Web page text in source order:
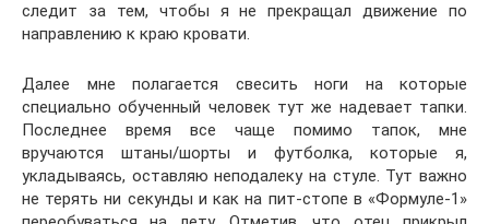
следит за тем, чтобы я не прекращал движение по
направлению к краю кровати.
Далее мне полагается свесить ноги на которые
специально обученный человек тут же надевает тапки.
Последнее время все чаще помимо тапок, мне
вручаются штаны/шорты и футболка, которые я,
укладываясь, оставляю неподалеку на стуле. Тут важно
не терять ни секунды и как на пит-стопе в «Формуле-1»